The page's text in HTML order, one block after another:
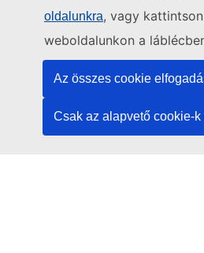
oldalunkra, vagy
weboldalunkon a
Az összes cookie
Csak az alapvető cookie-k